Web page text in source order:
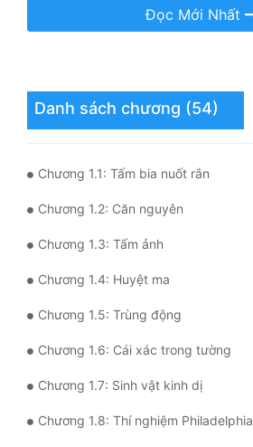
Sảng Văn
Tiên Hiệp
Tiểu Thuyết
Trinh Thám
Triều Đấu
Trùng Sinh
Trọng Sinh
Tu Chân
Tu Tiên
Đọc Mới Nhất
Danh sách chương (54)
Chương 1.1: Tấm bia nuốt rắn
Chương 1.2: Căn nguyên
Chương 1.3: Tấm ảnh
Chương 1.4: Huyệt ma
Chương 1.5: Trùng động
Chương 1.6: Cái xác trong tường
Chương 1.7: Sinh vật kinh dị
Chương 1.8: Thí nghiệm Philadelphia